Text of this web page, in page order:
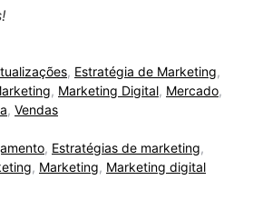
, Estratégia de Marketing,
, Marketing Digital, Mercado,
, Vendas
, Estratégias de marketing,
, Marketing, Marketing digital